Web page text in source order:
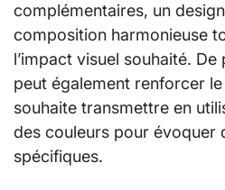
complémentaires, un
composition harmonieuse
l’impact visuel souhaité.
peut également renforcer le
souhaite transmettre en
des couleurs pour évoquer
spécifiques.